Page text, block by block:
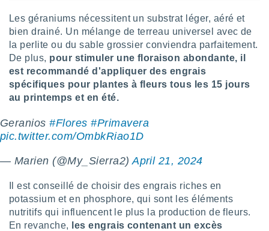
pour
des
des
Les géraniums nécessitent un substrat léger, aéré et
bien drainé. Un mélange de terreau universel avec de
la perlite ou du sable grossier conviendra parfaitement.
De plus, pour stimuler une floraison abondante, il
est recommandé d'appliquer des engrais
spécifiques pour plantes à fleurs tous les 15 jours
au printemps et en été.
Geranios#Flores #Primavera
pic.twitter.com/OmbkRiao1D
— Marien (@My_Sierra2)April 21, 2024
Il est conseillé de choisir des engrais riches en
potassium et en phosphore, qui sont les éléments
nutritifs qui influencent le plus la production de fleurs.
En revanche,
les engrais contenant un excès